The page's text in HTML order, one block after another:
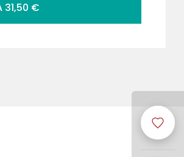
31,50 €